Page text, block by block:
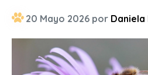
20 Mayo 2026 por